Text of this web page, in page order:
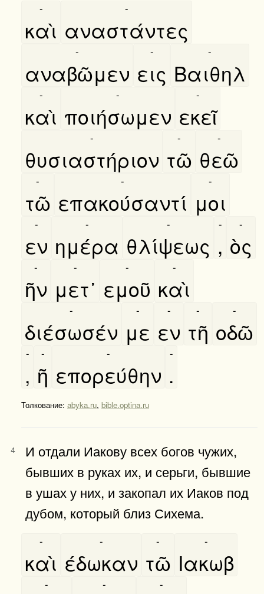
καὶ
-
αναστάντες
-
αναβῶμεν
-
εις
-
Βαιθηλ
-
καὶ
-
ποιήσωμεν
-
εκεῖ
-
θυσιαστήριον
-
τῶ
-
θεῶ
-
τῶ
-
επακούσαντί
-
μοι
-
εν
-
ημέρα
-
θλίψεως
-
,
-
ὸς
-
ῆν
-
μετ᾿
-
εμοῦ
-
καὶ
-
διέσωσέν
-
με
-
εν
-
τῆ
-
οδῶ
-
,
-
ῆ
-
επορεύθην
-
.
-
Толкование: abyka.ru, bible.optina.ru
4
И отдали Иакову всех богов чужих,
бывших в руках их, и серьги, бывшие
в ушах у них, и закопал их Иаков под
дубом, который близ Сихема.
καὶ
-
έδωκαν
-
τῶ
-
Ιακωβ
-
- - -